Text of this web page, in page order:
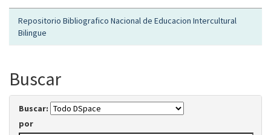
Repositorio Bibliografico Nacional de Educacion Intercultural
Bilingue
Buscar
Buscar:
por